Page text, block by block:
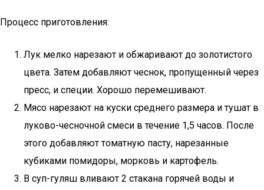
Процесс приготовления:
Лук мелко нарезают и обжаривают до золотистого
цвета. Затем добавляют чеснок, пропущенный через
пресс, и специи. Хорошо перемешивают.
Мясо нарезают на куски среднего размера и тушат в
луково-чесночной смеси в течение 1,5 часов. После
этого добавляют томатную пасту, нарезанные
кубиками помидоры, морковь и картофель.
В суп-гуляш вливают 2 стакана горячей воды и